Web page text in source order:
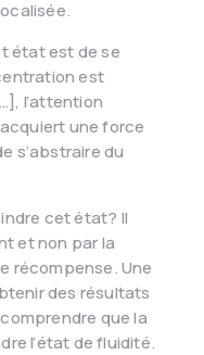
état est de se
est
l’attention
une force
s’abstraire du
cet état? Il
et non par la
récompense. Une
des résultats
que la
l’état de fluidité.